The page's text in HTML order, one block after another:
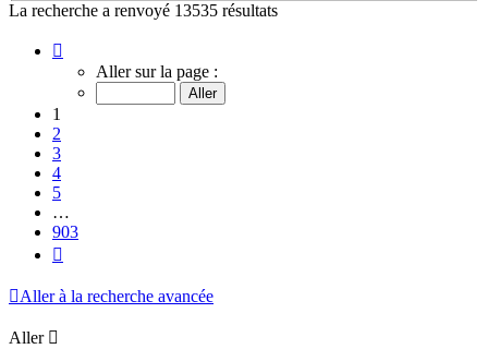
La recherche a renvoyé 13535 résultats
sur
Aller sur la page :
1
2
3
4
5
…
903
Aller à la recherche avancée
Aller